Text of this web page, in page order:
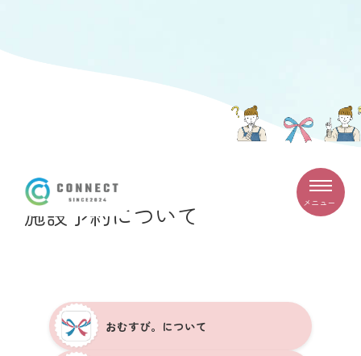
メニュー
施設予約について
おむすび。について